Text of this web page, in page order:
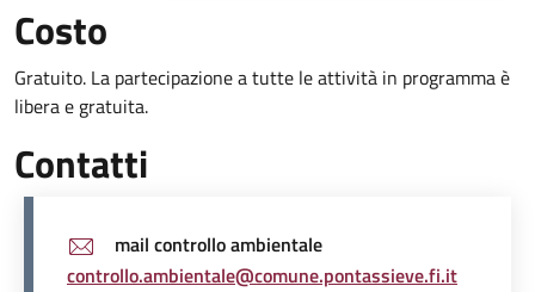
Costo
Gratuito. La partecipazione a tutte le attività in programma è
libera e gratuita.
Contatti
mail controllo ambientale
controllo.ambientale@comune.pontassieve.fi.it